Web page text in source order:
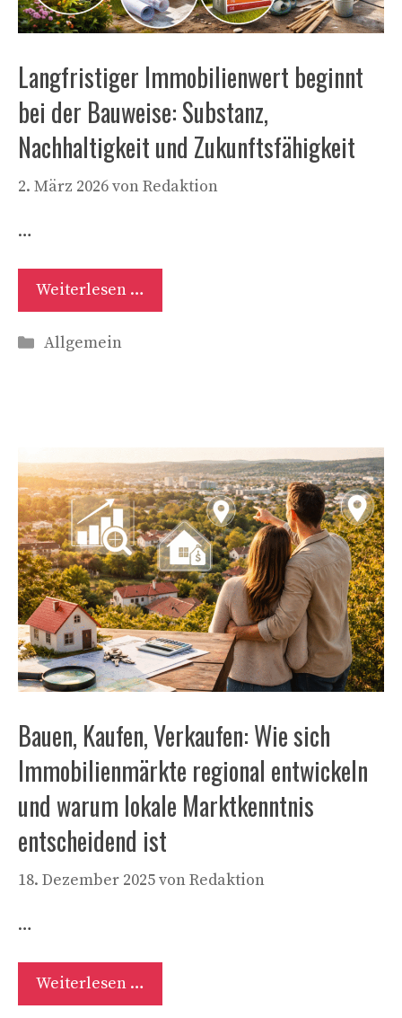
Langfristiger Immobilienwert beginnt
bei der Bauweise: Substanz,
Nachhaltigkeit und Zukunftsfähigkeit
2. März 2026vonRedaktion
…
Weiterlesen …
Kategorien
Allgemein
Bauen, Kaufen, Verkaufen: Wie sich
Immobilienmärkte regional entwickeln
und warum lokale Marktkenntnis
entscheidend ist
18. Dezember 2025vonRedaktion
…
Weiterlesen …